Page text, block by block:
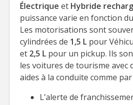
Électrique et Hybride
puissance varie en fonction
Les motorisations sont
cylindrées de 1,5 L pour
et 2,5 L pour un pickup. Ils
les voitures de tourisme avec
aides à la conduite comme
L’alerte de